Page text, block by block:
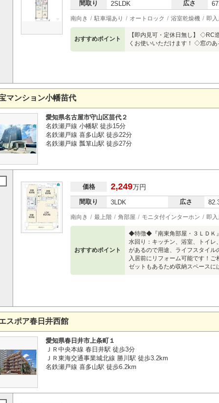
間取り 2SLDK 広さ
南向き 駐車場あり オートロック 浴室乾燥機 即
おすすめポイント
【即内見可・定休日無し】 ◇RC
くお使いいただけます！ ◇窓の
マンション小幡苗代
愛知県名古屋市守山区苗代２
名鉄瀬戸線 小幡駅 徒歩15分
名鉄瀬戸線 喜多山駅 徒歩22分
名鉄瀬戸線 瓢箪山駅 徒歩27分
価格 2,249万円
間取り 3LDK 広さ
南向き 最上階 角部屋 モニタ付インターホン 即
おすすめポイント
◆特徴◆『南東角部屋・３ＬＤＫ
水回り：キッチン、浴室、トイ
があるので用途、ライフスタイ
入居前にリフォーム可能です！
ゼットもあるため収納スペース
スポア春日井西館
愛知県春日井市上条町１
ＪＲ中央本線 春日井駅 徒歩3分
ＪＲ東海交通事業城北線 勝川駅 徒歩3.2km
名鉄瀬戸線 喜多山駅 徒歩6.2km